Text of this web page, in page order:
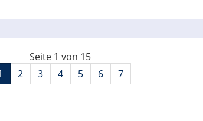
Seite 1 von 15
2 3 4 5 6 7